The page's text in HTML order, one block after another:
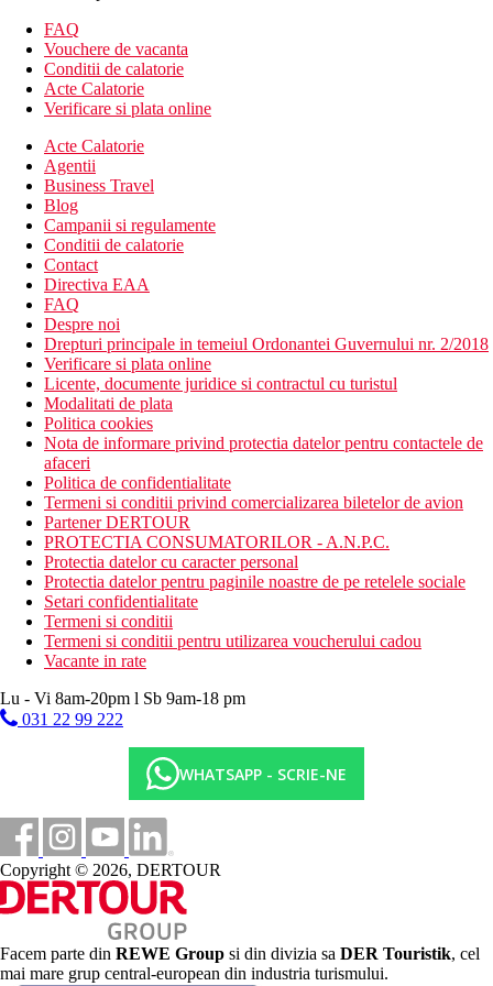
Descrierea hotelului
hol de intrare cu receptie
restaurantul principal
6 baruri
3 piscine
piscina acoperita
magazine
discoteca
Wi-Fi in hol (gratuit)
camera cu televizor
centru SPA
salon de infrumusetare
coafor
spalatorie
cinema
loc de joaca
mini club
Descrierea plajei
nisipos
sezlonguri, umbrele si prosoape gratuite
bar pe plaja
Activitati sportive gratuite
programe de animatie
muzica live
mini-golf
petanque
2 terenuri de fotbal
4 terenuri de tenis (echipament contra cost)
tenis de masa
volei pe plaja
TIR cu arcul
polo
tir cu aer comprimat
sauna
baie turceasca (proceduri contra cost)
Activitati contra cost
sporturi nautice motorizate pe plaja
biliard
cazinou
FAQ
Vouchere de vacanta
Conditii de calatorie
Acte Calatorie
Verificare si plata online
Acte Calatorie
Agentii
Business Travel
Blog
Campanii si regulamente
Conditii de calatorie
Contact
Directiva EAA
FAQ
Despre noi
Drepturi principale in temeiul Ordonantei Guvernului nr. 2/2018
Verificare si plata online
Licente, documente juridice si contractul cu turistul
Modalitati de plata
Politica cookies
Nota de informare privind protectia datelor pentru contactele de
afaceri
Politica de confidentialitate
Termeni si conditii privind comercializarea biletelor de avion
Partener DERTOUR
PROTECTIA CONSUMATORILOR - A.N.P.C.
Protectia datelor cu caracter personal
Protectia datelor pentru paginile noastre de pe retelele sociale
Setari confidentialitate
Termeni si conditii
Termeni si conditii pentru utilizarea voucherului cadou
Vacante in rate
Lu - Vi 8am-20pm l Sb 9am-18 pm
031 22 99 222
WHATSAPP - SCRIE-NE
Copyright © 2026, DERTOUR
Facem parte din REWE Group si din divizia sa DER Touristik, cel
mai mare grup central-european din industria turismului.